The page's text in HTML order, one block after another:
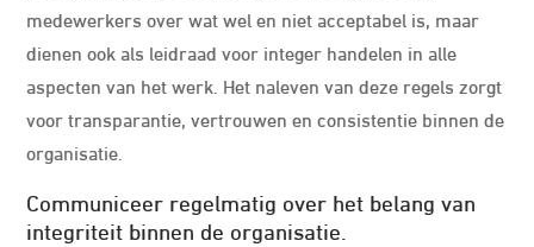
medewerkers over wat wel en niet acceptabel is, maar
dienen ook als leidraad voor integer handelen in alle
aspecten van het werk. Het naleven van deze regels zorgt
voor transparantie, vertrouwen en consistentie binnen de
organisatie.
Communiceer regelmatig over het belang van
integriteit binnen de organisatie.